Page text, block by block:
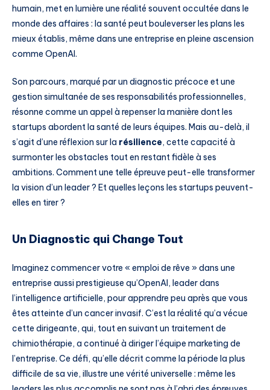
humain, met en lumière une réalité souvent occultée dans le
monde des affaires : la santé peut bouleverser les plans les
mieux établis, même dans une entreprise en pleine ascension
comme OpenAI.
Son parcours, marqué par un diagnostic précoce et une
gestion simultanée de ses responsabilités professionnelles,
résonne comme un appel à repenser la manière dont les
startups abordent la santé de leurs équipes. Mais au-delà, il
s’agit d’une réflexion sur la résilience, cette capacité à
surmonter les obstacles tout en restant fidèle à ses
ambitions. Comment une telle épreuve peut-elle transformer
la vision d’un leader ? Et quelles leçons les startups peuvent-
elles en tirer ?
Un Diagnostic qui Change Tout
Imaginez commencer votre « emploi de rêve » dans une
entreprise aussi prestigieuse qu’OpenAI, leader dans
l’intelligence artificielle, pour apprendre peu après que vous
êtes atteinte d’un cancer invasif. C’est la réalité qu’a vécue
cette dirigeante, qui, tout en suivant un traitement de
chimiothérapie, a continué à diriger l’équipe marketing de
l’entreprise. Ce défi, qu’elle décrit comme la période la plus
difficile de sa vie, illustre une vérité universelle : même les